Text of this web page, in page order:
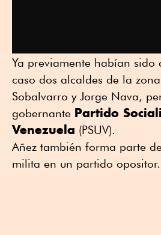
Ya previamente habían sido
caso dos alcaldes de la
Sobalvarro y Jorge Nava,
gobernante Partido
Venezuela (PSUV).
Añez también forma parte
milita en un partido opositor.